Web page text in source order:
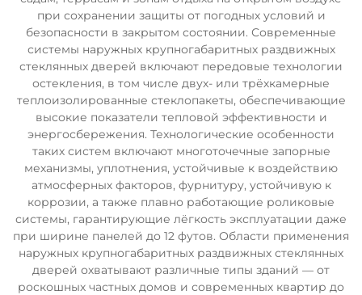
при сохранении защиты от погодных условий и
безопасности в закрытом состоянии. Современные
системы наружных крупногабаритных раздвижных
стеклянных дверей включают передовые технологии
остекления, в том числе двух- или трёхкамерные
теплоизолированные стеклопакеты, обеспечивающие
высокие показатели тепловой эффективности и
энергосбережения. Технологические особенности
таких систем включают многоточечные запорные
механизмы, уплотнения, устойчивые к воздействию
атмосферных факторов, фурнитуру, устойчивую к
коррозии, а также плавно работающие роликовые
системы, гарантирующие лёгкость эксплуатации даже
при ширине панелей до 12 футов. Области применения
наружных крупногабаритных раздвижных стеклянных
дверей охватывают различные типы зданий — от
роскошных частных домов и современных квартир до